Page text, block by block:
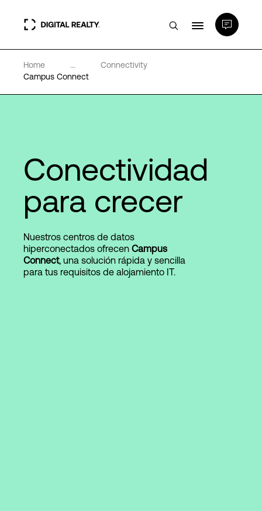
Centros de Datos
Language
Home ...
Connectivity
Campus Connect
Conectividad
para crecer
Nuestros centros de datos
hiperconectados ofrecen Campus
Connect, una solución rápida y sencilla
para tus requisitos de alojamiento IT.